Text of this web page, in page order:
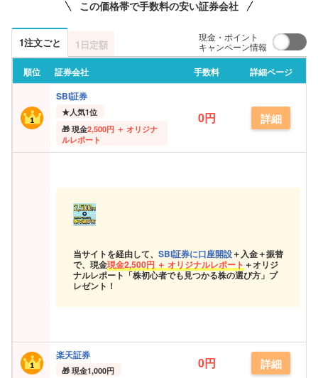
この価格帯で手数料の安い証券会社
1注文ごと 1日定額
現金・ポイント
キャンペーン情報
順位 証券会社 手数料
詳細ページ
SBI証券
★人気1位
現金2,500円 ＋ オリジナ
ルレポート
0円 詳細
当サイトを経由して、 SBI証券に口座開設＋入金＋振替
で、現金現金2,500円 ＋ オリジナルレポート ＋オリジ
ナルレポート「株初心者でも見つかる株の選び方」プ
レゼント！
楽天証券
現金1,000円 0円 詳細